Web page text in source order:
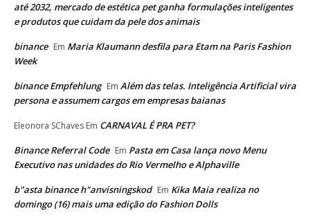
até 2032, mercado de estética pet ganha formulações inteligentes
e produtos que cuidam da pele dos animais
binance Em Maria Klaumann desfila para Etam na Paris Fashion
Week
binance Empfehlung Em Além das telas. Inteligência Artificial vira
persona e assumem cargos em empresas baianas
Eleonora SChaves Em CARNAVAL É PRA PET?
Binance Referral Code Em Pasta em Casa lança novo Menu
Executivo nas unidades do Rio Vermelho e Alphaville
b"asta binance h"anvisningskod Em Kika Maia realiza no
domingo (16) mais uma edição do Fashion Dolls